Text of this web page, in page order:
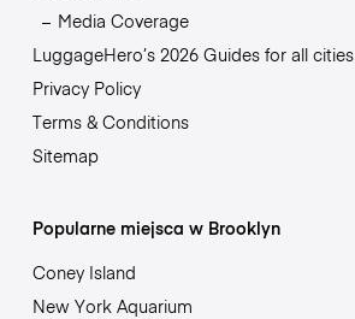
Media Coverage
LuggageHero’s 2026 Guides for all cities
Privacy Policy
Terms & Conditions
Sitemap
Popularne miejsca w Brooklyn
Coney Island
New York Aquarium